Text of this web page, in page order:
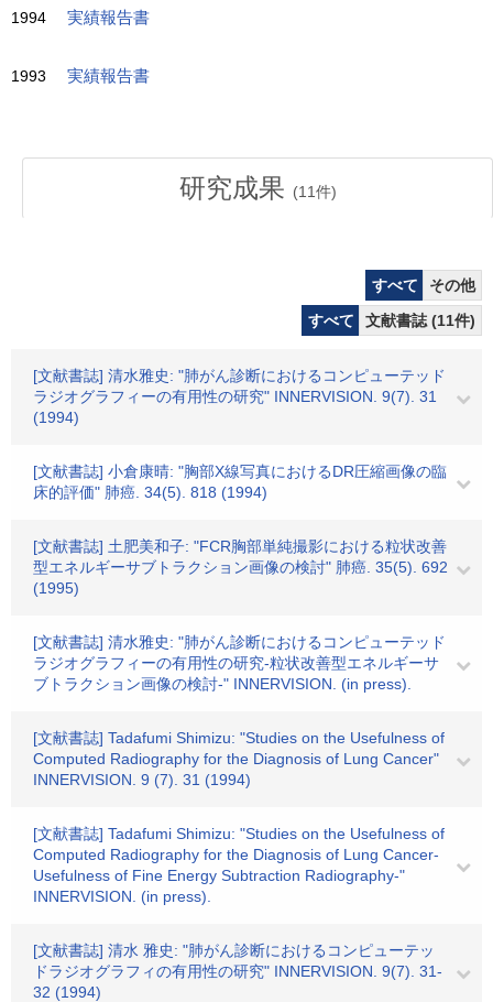
1994 実績報告書
1993 実績報告書
研究成果 (11件)
すべて
その他
すべて
文献書誌 (11件)
[文献書誌] 清水雅史: "肺がん診断におけるコンピューテッド
ラジオグラフィーの有用性の研究" INNERVISION. 9(7). 31
(1994)
[文献書誌] 小倉康晴: "胸部X線写真におけるDR圧縮画像の臨
床的評価" 肺癌. 34(5). 818 (1994)
[文献書誌] 土肥美和子: "FCR胸部単純撮影における粒状改善
型エネルギーサブトラクション画像の検討" 肺癌. 35(5). 692
(1995)
[文献書誌] 清水雅史: "肺がん診断におけるコンピューテッド
ラジオグラフィーの有用性の研究-粒状改善型エネルギーサ
ブトラクション画像の検討-" INNERVISION. (in press).
[文献書誌] Tadafumi Shimizu: "Studies on the Usefulness of
Computed Radiography for the Diagnosis of Lung Cancer"
INNERVISION. 9 (7). 31 (1994)
[文献書誌] Tadafumi Shimizu: "Studies on the Usefulness of
Computed Radiography for the Diagnosis of Lung Cancer-
Usefulness of Fine Energy Subtraction Radiography-"
INNERVISION. (in press).
[文献書誌] 清水 雅史: "肺がん診断におけるコンピューテッ
ドラジオグラフィの有用性の研究" INNERVISION. 9(7). 31-
32 (1994)